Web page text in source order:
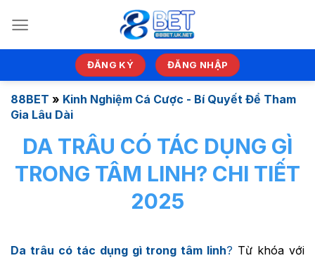
qua
ĐĂNG KÝ ĐĂNG NHẬP
88BET » Kinh Nghiệm Cá Cược - Bí Quyết Để Tham
Gia Lâu Dài
DA TRÂU CÓ TÁC DỤNG GÌ
TRONG TÂM LINH? CHI TIẾT
2025
Da trâu có tác dụng gì trong tâm linh? Từ khóa với